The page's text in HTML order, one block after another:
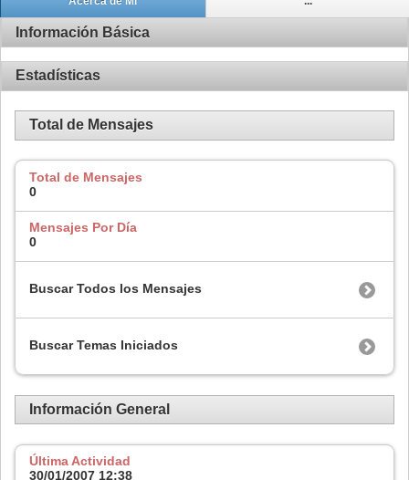
Información Básica
Estadísticas
Total de Mensajes
Total de Mensajes
0
Mensajes Por Día
0
Buscar Todos los Mensajes
Buscar Temas Iniciados
Información General
Última Actividad
30/01/2007 12:38